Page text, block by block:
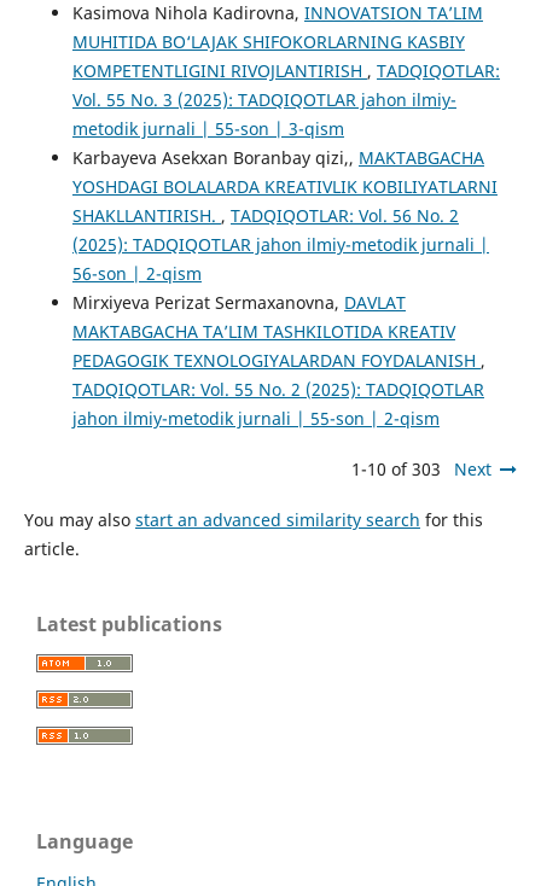
Kasimova Nihola Kadirovna, INNOVATSION TA’LIM
MUHITIDA BO‘LAJAK SHIFOKORLARNING KASBIY
KOMPETENTLIGINI RIVOJLANTIRISH , TADQIQOTLAR:
Vol. 55 No. 3 (2025): TADQIQOTLAR jahon ilmiy-
metodik jurnali | 55-son | 3-qism
Karbayeva Asekxan Boranbay qizi,, MAKTABGACHA
YOSHDAGI BOLALARDA KREATIVLIK KOBILIYATLARNI
SHAKLLANTIRISH. , TADQIQOTLAR: Vol. 56 No. 2
(2025): TADQIQOTLAR jahon ilmiy-metodik jurnali |
56-son | 2-qism
Mirxiyeva Perizat Sermaxanovna, DAVLAT
MAKTABGACHA TA’LIM TASHKILOTIDA KREATIV
PEDAGOGIK TEXNOLOGIYALARDAN FOYDALANISH ,
TADQIQOTLAR: Vol. 55 No. 2 (2025): TADQIQOTLAR
jahon ilmiy-metodik jurnali | 55-son | 2-qism
1-10 of 303 Next
You may also start an advanced similarity search for this
article.
Latest publications
Language